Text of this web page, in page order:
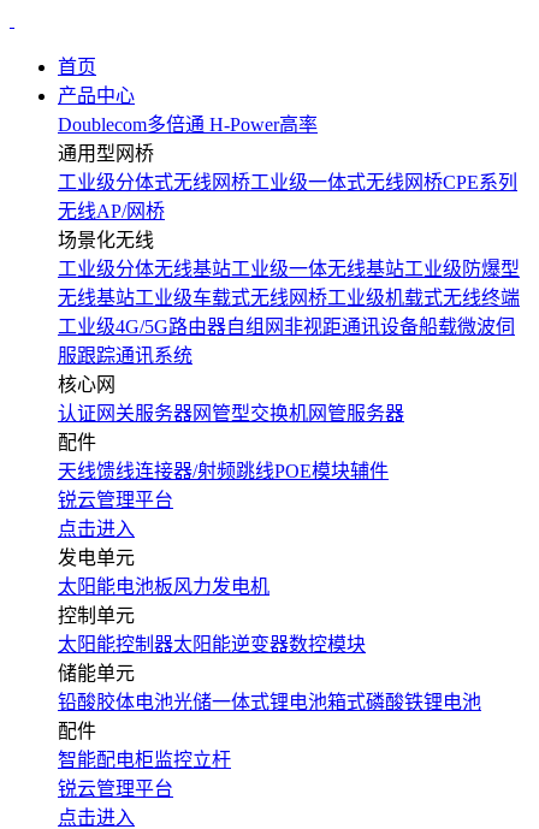
首页
产品中心
Doublecom多倍通 H-Power高率
通用型网桥
工业级分体式无线网桥工业级一体式无线网桥CPE系列
无线AP/网桥
场景化无线
工业级分体无线基站工业级一体无线基站工业级防爆型
无线基站工业级车载式无线网桥工业级机载式无线终端
工业级4G/5G路由器自组网非视距通讯设备船载微波伺
服跟踪通讯系统
核心网
认证网关服务器网管型交换机网管服务器
配件
天线馈线连接器/射频跳线POE模块辅件
锐云管理平台
点击进入
发电单元
太阳能电池板风力发电机
控制单元
太阳能控制器太阳能逆变器数控模块
储能单元
铅酸胶体电池光储一体式锂电池箱式磷酸铁锂电池
配件
智能配电柜监控立杆
锐云管理平台
点击进入